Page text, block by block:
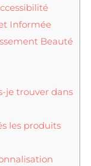
Informée
Beauté
je trouver dans
les produits